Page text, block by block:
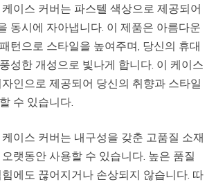
이스 커버는 파스텔 색상으로 제공되어
동시에 자아냅니다. 이 제품은 아름다운
턴으로 스타일을 높여주며, 당신의 휴대
성한 개성으로 빛나게 합니다. 이 케이스
인으로 제공되어 당신의 취향과 스타일
수 있습니다.
이스 커버는 내구성을 갖춘 고품질 소재
랫동안 사용할 수 있습니다. 높은 품질
에도 끊어지거나 손상되지 않습니다. 따